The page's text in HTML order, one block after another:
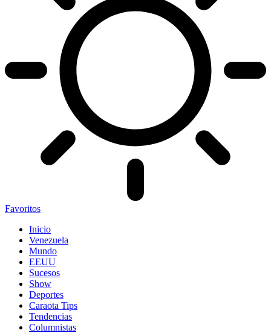
Favoritos
Inicio
Venezuela
Mundo
EEUU
Sucesos
Show
Deportes
Caraota Tips
Tendencias
Columnistas